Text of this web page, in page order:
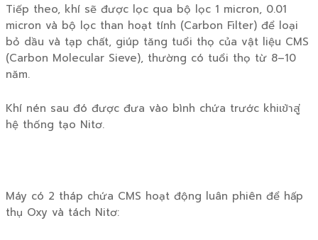
Tiếp theo, khí sẽ được lọc qua bộ lọc 1 micron, 0.01
micron và bộ lọc than hoạt tính (Carbon Filter) để loại
bỏ dầu và tạp chất, giúp tăng tuổi thọ của vật liệu CMS
(Carbon Molecular Sieve), thường có tuổi thọ từ 8–10
năm.
Khí nén sau đó được đưa vào bình chứa trước khiเข้าสู่
hệ thống tạo Nitơ.
Máy có 2 tháp chứa CMS hoạt động luân phiên để hấp
thụ Oxy và tách Nitơ: